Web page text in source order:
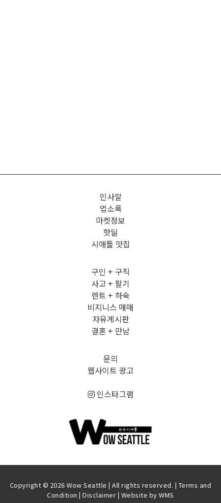
인사말
업소록
마켓정보
핫딜
시애틀 맛집
구인 + 구직
사고 + 팔기
렌트 + 하숙
비지니스 매매
자유게시판
결혼 + 만남
문의
웹사이트 광고
인스타그램
Copyright © 2026 Wow Seattle | All rights reserved. | Terms and
Condition |Disclaimer | Website byWMS